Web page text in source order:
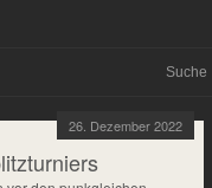
26. Dezember 2022